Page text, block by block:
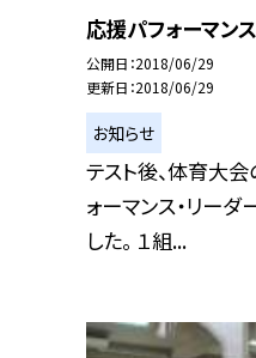
応援パフォーマン
公開日 2018/06/29
更新日 2018/06/29
お知らせ
テスト後、体育大
ォーマンス・リー
した。 １組...